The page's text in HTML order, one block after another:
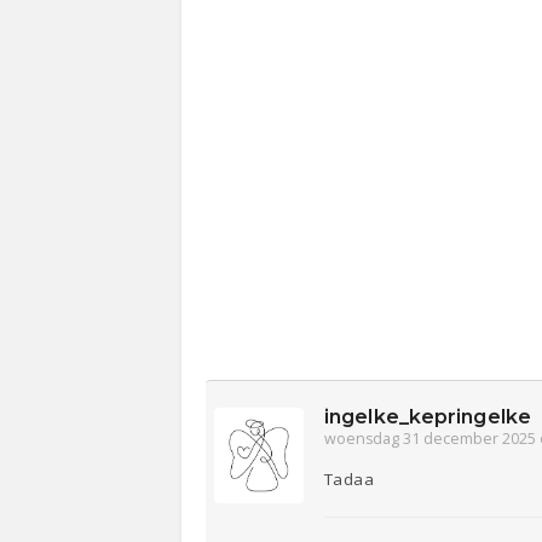
ingelke_kepringelke
woensdag 31 december 2025
Tadaa